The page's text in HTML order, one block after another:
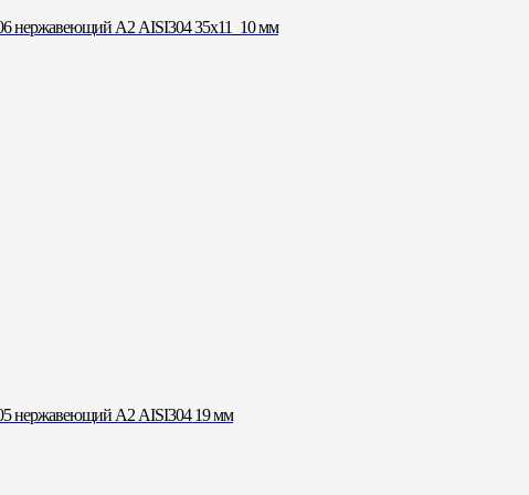
нержавеющий А2 AISI304 35х11_10 мм
нержавеющий А2 AISI304 19 мм